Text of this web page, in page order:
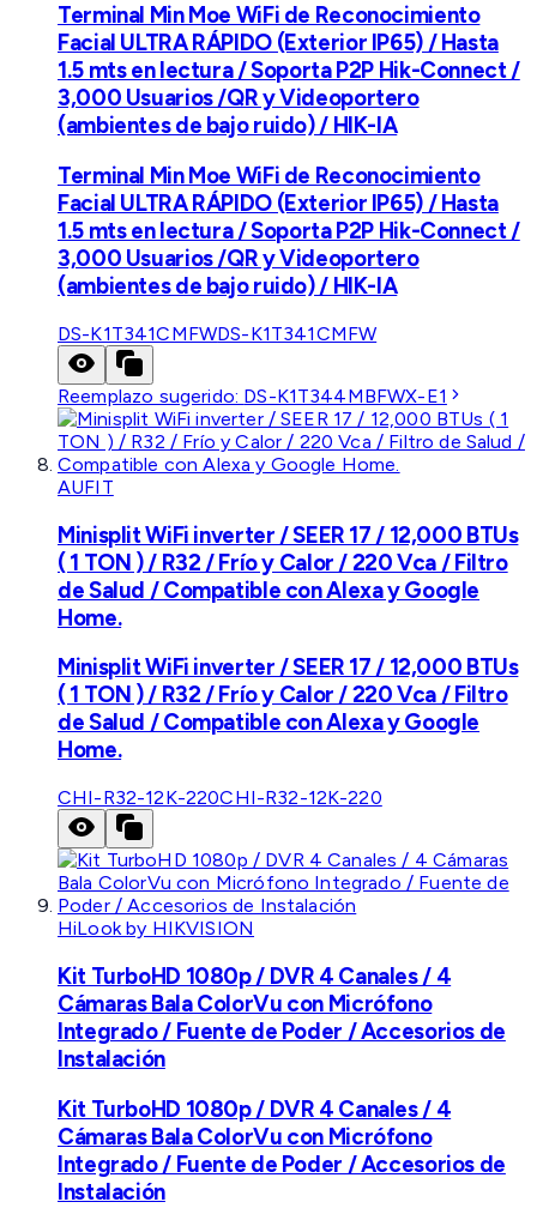
Terminal Min Moe WiFi de Reconocimiento
Facial ULTRA RÁPIDO (Exterior IP65) / Hasta
1.5 mts en lectura / Soporta P2P Hik-Connect /
3,000 Usuarios /QR y Videoportero
(ambientes de bajo ruido) / HIK-IA
Terminal Min Moe WiFi de Reconocimiento
Facial ULTRA RÁPIDO (Exterior IP65) / Hasta
1.5 mts en lectura / Soporta P2P Hik-Connect /
3,000 Usuarios /QR y Videoportero
(ambientes de bajo ruido) / HIK-IA
DS-K1T341CMFWDS-K1T341CMFW
Reemplazo sugerido: DS-K1T344MBFWX-E1
AUFIT
Minisplit WiFi inverter / SEER 17 / 12,000 BTUs
( 1 TON ) / R32 / Frío y Calor / 220 Vca / Filtro
de Salud / Compatible con Alexa y Google
Home.
Minisplit WiFi inverter / SEER 17 / 12,000 BTUs
( 1 TON ) / R32 / Frío y Calor / 220 Vca / Filtro
de Salud / Compatible con Alexa y Google
Home.
CHI-R32-12K-220CHI-R32-12K-220
HiLook by HIKVISION
Kit TurboHD 1080p / DVR 4 Canales / 4
Cámaras Bala ColorVu con Micrófono
Integrado / Fuente de Poder / Accesorios de
Instalación
Kit TurboHD 1080p / DVR 4 Canales / 4
Cámaras Bala ColorVu con Micrófono
Integrado / Fuente de Poder / Accesorios de
Instalación